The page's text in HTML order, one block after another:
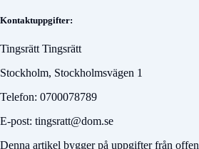
Kontaktuppgifter:
Tingsrätt Tingsrätt
Stockholm, Stockholmsvägen 1
Telefon: 0700078789
E-post: tingsratt@dom.se
Denna artikel bygger på uppgifter från